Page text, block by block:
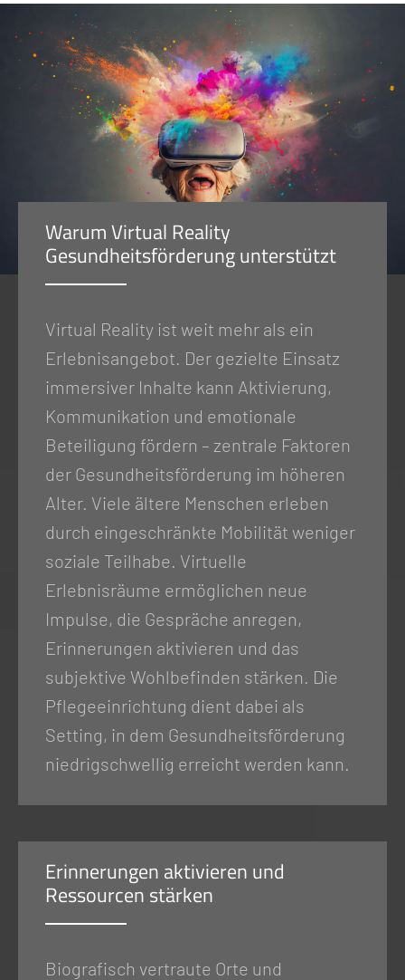
Warum Virtual Reality
Gesundheitsförderung unterstützt
Virtual Reality ist weit mehr als ein
Erlebnisangebot. Der gezielte Einsatz
immersiver Inhalte kann Aktivierung,
Kommunikation und emotionale
Beteiligung fördern – zentrale Faktoren
der Gesundheitsförderung im höheren
Alter. Viele ältere Menschen erleben
durch eingeschränkte Mobilität weniger
soziale Teilhabe. Virtuelle
Erlebnisräume ermöglichen neue
Impulse, die Gespräche anregen,
Erinnerungen aktivieren und das
subjektive Wohlbefinden stärken. Die
Pflegeeinrichtung dient dabei als
Setting, in dem Gesundheitsförderung
niedrigschwellig erreicht werden kann.
Erinnerungen aktivieren und
Ressourcen stärken
Biografisch vertraute Orte und